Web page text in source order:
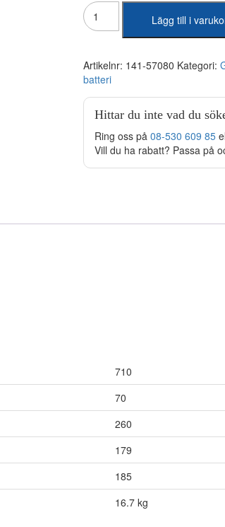
Global
-
78
Start
Lägg till i
Artikelnr: 141-57080 Kategori:
batteri
Hittar du inte vad du
Ring oss på 08-530 609 85
Vill du ha rabatt? Passa på
710
70
260
179
185
16.7 kg